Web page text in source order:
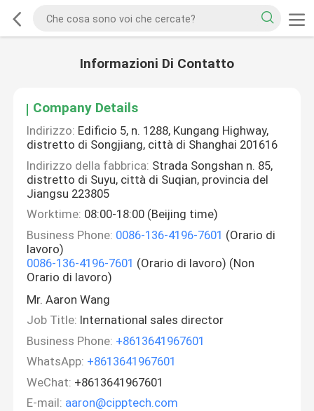
Informazioni Di Contatto
Company Details
Indirizzo: Edificio 5, n. 1288, Kungang Highway,
distretto di Songjiang, città di Shanghai 201616
Indirizzo della fabbrica: Strada Songshan n. 85,
distretto di Suyu, città di Suqian, provincia del
Jiangsu 223805
Worktime: 08:00-18:00 (Beijing time)
Business Phone: 0086-136-4196-7601 (Orario di
lavoro)
0086-136-4196-7601 (Orario di lavoro) (Non
Orario di lavoro)
Mr. Aaron Wang
Job Title: International sales director
Business Phone: +8613641967601
WhatsApp: +8613641967601
WeChat: +8613641967601
E-mail: aaron@cipptech.com